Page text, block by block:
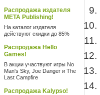
Распродажа издателя
META Publishing!
На каталог издателя
действуют скидки до 85%
Распродажа Hello
Games!
В акции участвуют игры No
Man's Sky, Joe Danger и The
Last Campfire
Распродажа Kalypso!